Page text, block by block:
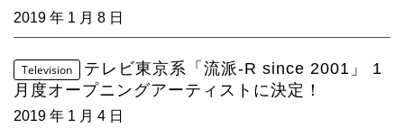
2019 年 1 月 8 日
Television
テレビ東京系「流派-R since 2001」 1
月度オープニングアーティストに決定！
2019 年 1 月 4 日